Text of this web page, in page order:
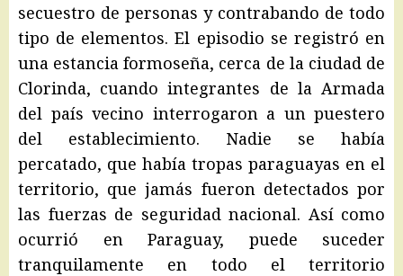
secuestro de personas y contrabando de todo
tipo de elementos. El episodio se registró en
una estancia formoseña, cerca de la ciudad de
Clorinda, cuando integrantes de la Armada
del país vecino interrogaron a un puestero
del establecimiento. Nadie se había
percatado, que había tropas paraguayas en el
territorio, que jamás fueron detectados por
las fuerzas de seguridad nacional. Así como
ocurrió en Paraguay, puede suceder
tranquilamente en todo el territorio